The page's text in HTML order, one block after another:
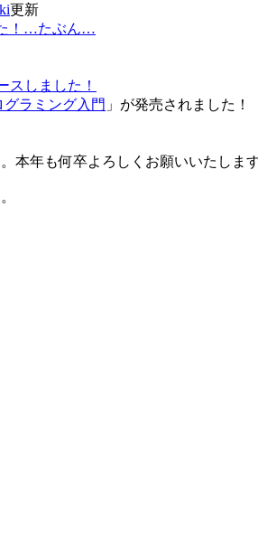
更新
！…たぶん…
スしました！
グラミング入門 」が発売されました！
本年も何卒よろしくお願いいたします